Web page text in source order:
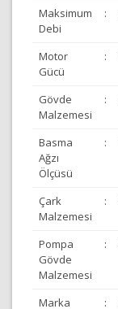
Maksimum
Debi
:
Motor
Gücü
:
Gövde
Malzemesi
:
Basma
Ağzı
Ölçüsü
:
Çark
Malzemesi
:
Pompa
Gövde
Malzemesi
:
Marka :